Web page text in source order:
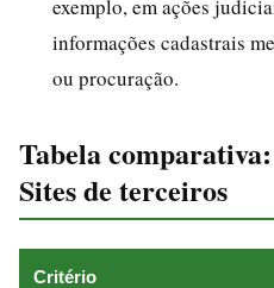
exemplo, em ações
informações cadastrais
ou procuração.
Tabela
Sites de terceiros
Critério